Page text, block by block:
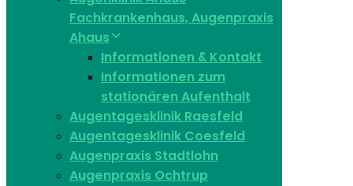
Fachkrankenhaus, Augenpraxis
Ahaus
Informationen & Kontakt
Informationen zum
stationären Aufenthalt
Augentagesklinik Raesfeld
Augentagesklinik Coesfeld
Augenpraxis Stadtlohn
Augenpraxis Ochtrup